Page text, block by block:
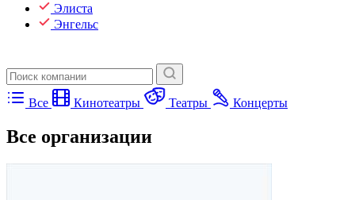
Элиста
Энгельс
Все Кинотеатры Театры Концерты
Все организации